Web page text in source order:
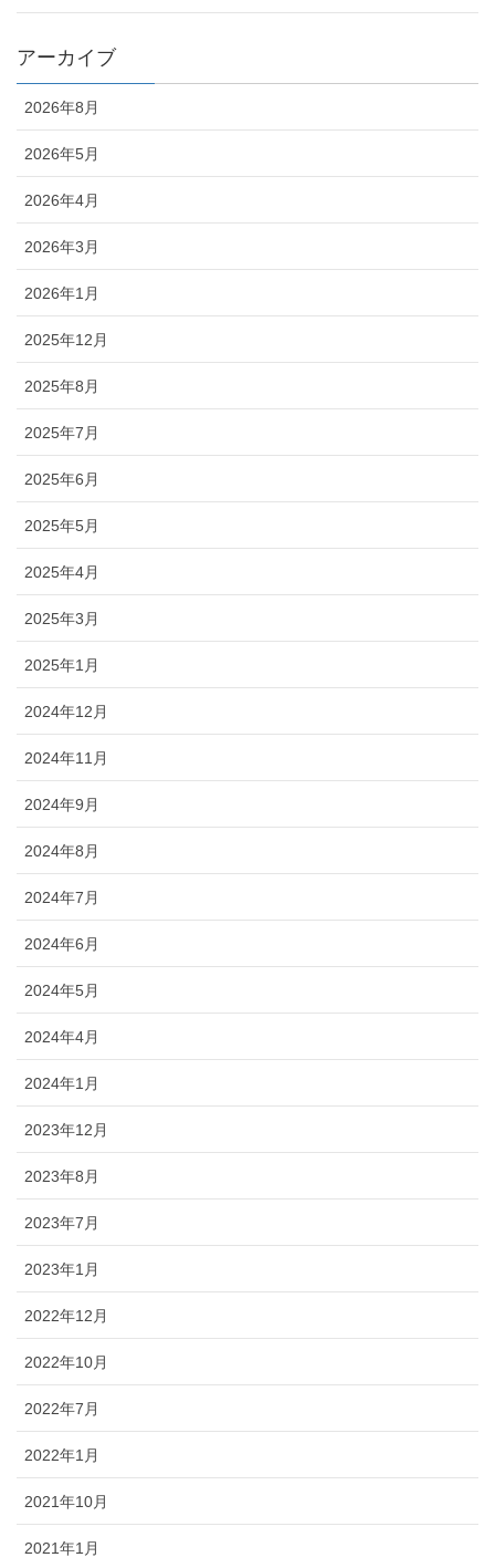
アーカイブ
2026年8月
2026年5月
2026年4月
2026年3月
2026年1月
2025年12月
2025年8月
2025年7月
2025年6月
2025年5月
2025年4月
2025年3月
2025年1月
2024年12月
2024年11月
2024年9月
2024年8月
2024年7月
2024年6月
2024年5月
2024年4月
2024年1月
2023年12月
2023年8月
2023年7月
2023年1月
2022年12月
2022年10月
2022年7月
2022年1月
2021年10月
2021年1月